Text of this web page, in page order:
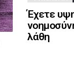
Έχετε
λάθη